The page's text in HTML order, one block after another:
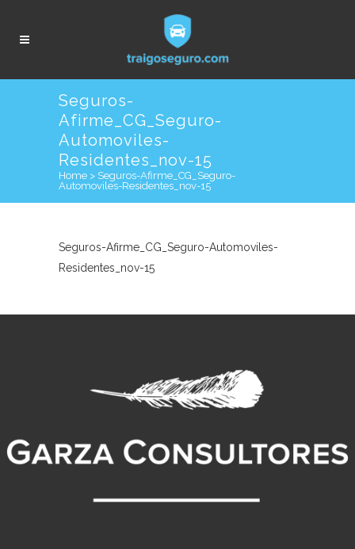
Seguros-
Afirme_CG_Seguro-
Automoviles-
Residentes_nov-15
Home > Seguros-Afirme_CG_Seguro-
Automoviles-Residentes_nov-15
Seguros-Afirme_CG_Seguro-Automoviles-
Residentes_nov-15